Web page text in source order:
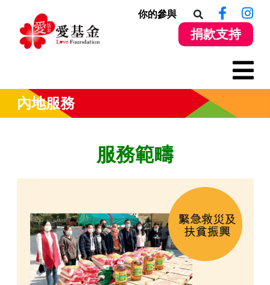
你的參與
捐款支持
內地服務
服務範疇